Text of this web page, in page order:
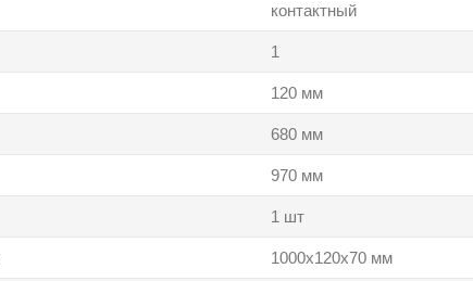
контактный
1
120 мм
680 мм
970 мм
1 шт
1000х120х70 мм